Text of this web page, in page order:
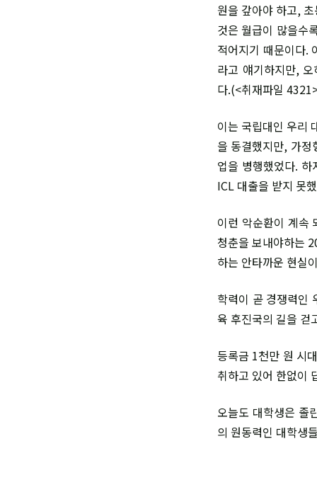
원을 갚아야 하고,
것은 월급이 많을수
적어지기 때문이다.
라고 얘기하지만,
다.(<취재파일
이는 국립대인 우리
을 동결했지만, 가
업을 병행했었다.
ICL 대출을 받지 못
이런 악순환이 계속
청춘을 보내야하는
하는 안타까운 현실
학력이 곧 경쟁력인
육 후진국의 길을 걷
등록금 1천만 원 시
취하고 있어 한없이
오늘도 대학생은 졸
의 원동력인 대학생